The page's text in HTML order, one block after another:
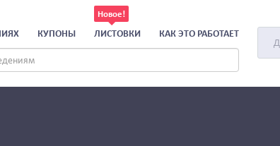
КУПОНЫ ЛИСТОВКИ КАК ЭТО РАБОТАЕТ